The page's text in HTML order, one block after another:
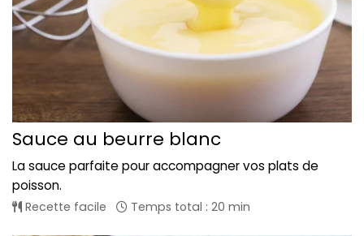
Sauce au beurre blanc
La sauce parfaite pour accompagner vos plats de
poisson.
Recette facile Temps total : 20 min